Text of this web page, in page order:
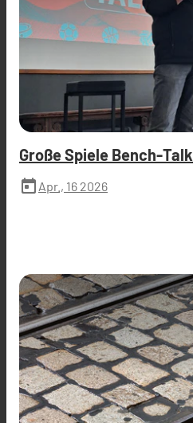
Große Spiele Bench-Talk
today Apr., 16 2026